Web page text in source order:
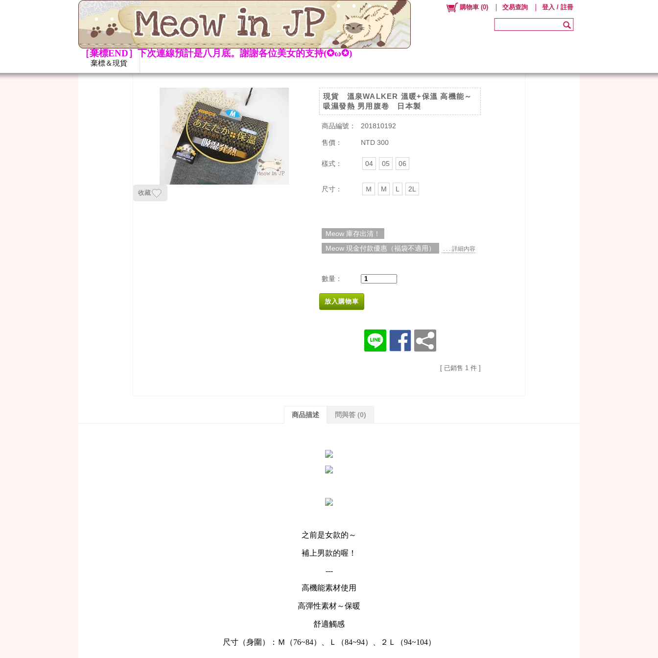
棄標＆現貨
購物車 (0) 交易查詢 登入 / 註冊
收藏
現貨 溫泉WALKER 溫暖+保溫 高機能～
吸濕發熱 男用腹卷 日本製
商品編號： 201810192
售價： NTD 300
樣式： 04 05 06
尺寸： Ｍ M L 2L
Meow 庫存出清！
Meow 現金付款優惠（福袋不適用）
. . . 詳細內容
數量：
放入購物車
[ 已銷售 1 件 ]
商品描述 問與答 (0)
［棄標END］下次連線預計是八月底。謝謝各位美女的支持(✪ω✪)